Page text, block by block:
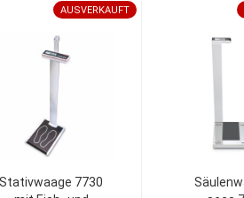
AUSVERKAUFT
Stativwaage 7730